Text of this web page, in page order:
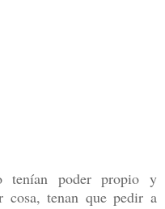
tenían poder propio y
cosa, tenan que pedir a